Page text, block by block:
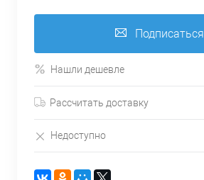
Подписаться
Нашли дешевле
Рассчитать доставку
Недоступно